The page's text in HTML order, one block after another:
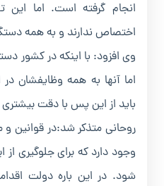
انجام گرفته است. اما این
اختصاص ندارند و به همه
وی افزود: با اینکه در کشور
اما آنها به همه وظایفشان
باید از این پس با دقت
روحانی متذکر شد:در قوانین
وجود دارد که برای جلوگیری
شود. در این باره دولت